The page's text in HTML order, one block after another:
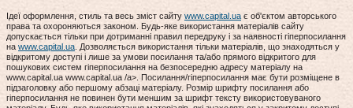
Ідеї оформлення, стиль та весь зміст сайту www.capital.ua є об'єктом авторського
права та охороняються законом. Будь-яке використання матеріалів сайту
допускається тільки при дотриманні правил передруку і за наявності гіперпосилання
на www.capital.ua. Дозволяється використання тільки матеріалів, що знаходяться у
відкритому доступі і лише за умови посилання та/або прямого відкритого для
пошукових систем гіперпосилання на безпосередню адресу матеріалу на
www.capital.ua www.capital.ua /a>. Посилання/гіперпосилання має бути розміщене в
підзаголовку або першому абзаці матеріалу. Розмір шрифту посилання або
гіперпосилання не повинен бути меншим за шрифт тексту використовуваного